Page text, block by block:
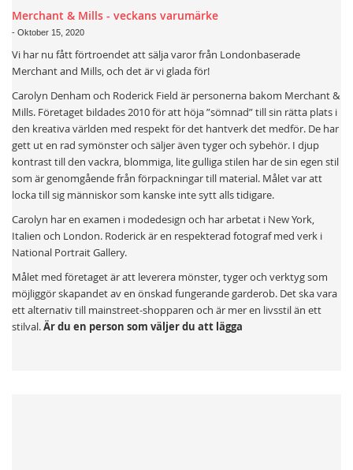
Merchant & Mills - veckans varumärke
- Oktober 15, 2020
Vi har nu fått förtroendet att sälja varor från Londonbaserade
Merchant and Mills, och det är vi glada för!
Carolyn Denham och Roderick Field är personerna bakom Merchant &
Mills. Företaget bildades 2010 för att höja ”sömnad” till sin rätta plats i
den kreativa världen med respekt för det hantverk det medför. De har
gett ut en rad symönster och säljer även tyger och sybehör. I djup
kontrast till den vackra, blommiga, lite gulliga stilen har de sin egen stil
som är genomgående från förpackningar till material. Målet var att
locka till sig människor som kanske inte sytt alls tidigare.
Carolyn har en examen i modedesign och har arbetat i New York,
Italien och London. Roderick är en respekterad fotograf med verk i
National Portrait Gallery.
Målet med företaget är att leverera mönster, tyger och verktyg som
möjliggör skapandet av en önskad fungerande garderob. Det ska vara
ett alternativ till mainstreet-shopparen och är mer en livsstil än ett
stilval.Är du en person som väljer du att lägga